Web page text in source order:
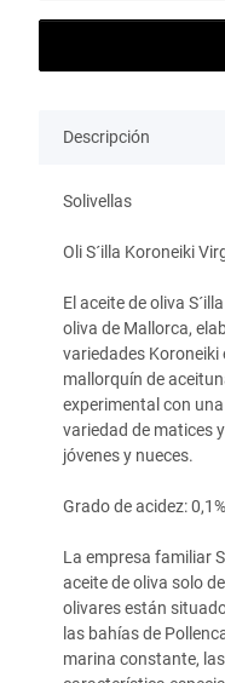
Descripción
Solivellas
Oli S´illa Koroneiki
El aceite de oliva
oliva de Mallorca,
variedades Koroneiki
mallorquín de
experimental con
variedad de matices
jóvenes y nueces.
Grado de acidez:0,1%
La empresa familiar
aceite de oliva solo
olivares están
las bahías de
marina constante,